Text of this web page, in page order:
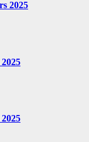
2025